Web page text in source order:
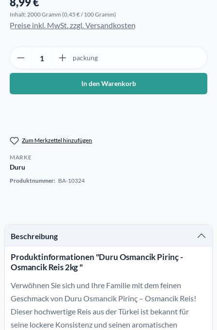
Inhalt: 2000 Gramm (0,45 € / 100 Gramm)
Preise inkl. MwSt. zzgl. Versandkosten
packung
In den Warenkorb
Zum Merkzettel hinzufügen
MARKE
Duru
Produktnummer: BA-10324
Beschreibung
Produktinformationen "Duru Osmancik Pirinç -
Osmancik Reis 2kg "
Verwöhnen Sie sich und Ihre Familie mit dem feinen
Geschmack von Duru Osmancik Pirinç – Osmancik Reis!
Dieser hochwertige Reis aus der Türkei ist bekannt für
seine lockere Konsistenz und seinen aromatischen